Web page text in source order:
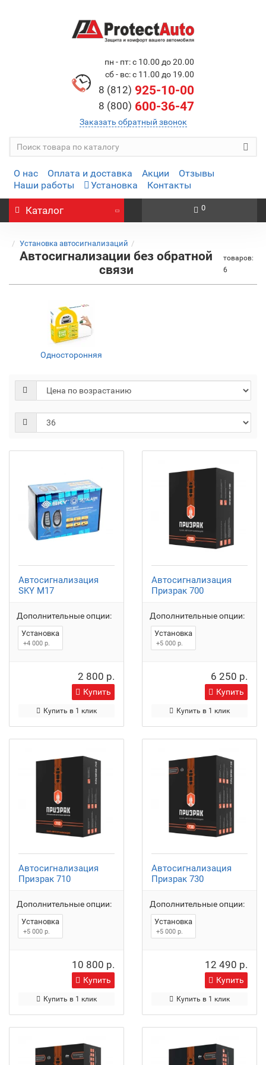
пн - пт: с 10.00 до 20.00
сб - вс: с 11.00 до 19.00
8 (812) 925-10-00
8 (800) 600-36-47
Заказать обратный звонок
О нас Оплата и доставка Акции
Отзывы
Наши работы
Установка Контакты
Каталог 0
Установка автосигнализаций
Автосигнализации без обратной
связи
товаров:
6
Односторонняя
Автосигнализация
SKY M17
Дополнительные опции:
Установка
+4 000 р.
2 800 р.
Купить
Купить в 1 клик
Автосигнализация
Призрак 700
Дополнительные опции:
Установка
+5 000 р.
6 250 р.
Купить
Купить в 1 клик
Автосигнализация
Призрак 710
Дополнительные опции:
Установка
+5 000 р.
10 800 р.
Купить
Купить в 1 клик
Автосигнализация
Призрак 730
Дополнительные опции:
Установка
+5 000 р.
12 490 р.
Купить
Купить в 1 клик